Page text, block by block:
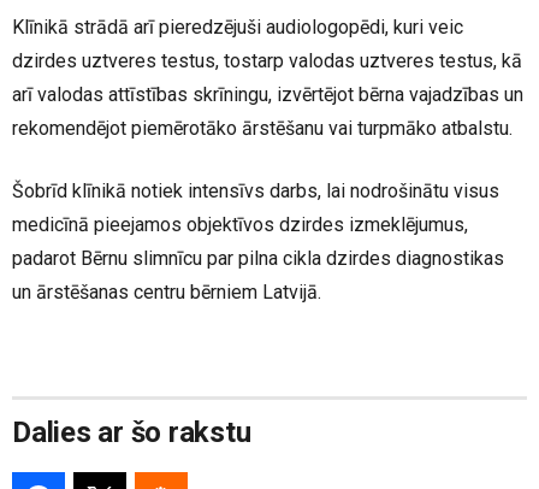
Klīnikā strādā arī pieredzējuši audiologopēdi, kuri veic
dzirdes uztveres testus, tostarp valodas uztveres testus, kā
arī valodas attīstības skrīningu, izvērtējot bērna vajadzības un
rekomendējot piemērotāko ārstēšanu vai turpmāko atbalstu.
Šobrīd klīnikā notiek intensīvs darbs, lai nodrošinātu visus
medicīnā pieejamos objektīvos dzirdes izmeklējumus,
padarot Bērnu slimnīcu par pilna cikla dzirdes diagnostikas
un ārstēšanas centru bērniem Latvijā.
Dalies ar šo rakstu